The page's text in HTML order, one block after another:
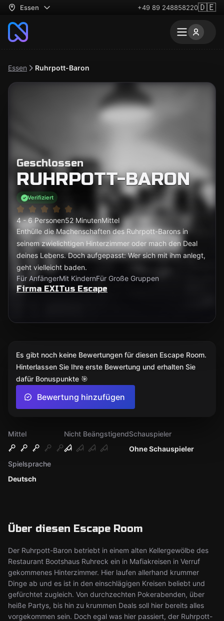
Essen +49 89 248858220🇩🇪
Essen Ruhrpott-Baron
Geschlossen
RUHRPOTT-BARON
Verifiziert
4 - 6 Personen52 MinutenMittel
Enthülle die Machenschaften des Ruhrpott-Barons in
seinem zwielichtigen Hinterzimmer oder mach den Deal
deines Lebens. Doch aufgepasst: Wer sich mit ihm anlegt,
geht vielleicht baden.
Für AnfängerMit KindernFür Große Gruppen
Firma EXITus Escape
Mittel
Nicht Beängstigend
Ohne Schauspieler
Schauspieler
Deutsch
Spielsprache
Über diesen Escape Room
Der Ruhrpott-Baron betriebt in einem alten Kellergewölbe des
Restaurant Bootshaus Ruhreck ein in Mafiakreisen in Verruf
gekommenes Hinterzimmer. Hier laufen allerhand krummer
Dinge ab und es ist in den einschlägigen Kreisen beliebt und
gefürchtet zugleich. Von durchzechten Pokerabenden, über
heiße Partys, bis hin zu krummen Deals soll hier bereits alles
vorgekommen sein. Doch egal was hier passiert, der Ruhrpott-
Es gibt noch keine Bewertungen für diesen Escape Room.
Hinterlassen Sie Ihre erste Bewertung und erhalten Sie
dafür Bonuspunkte 🎯
Bewertung hinzufügen